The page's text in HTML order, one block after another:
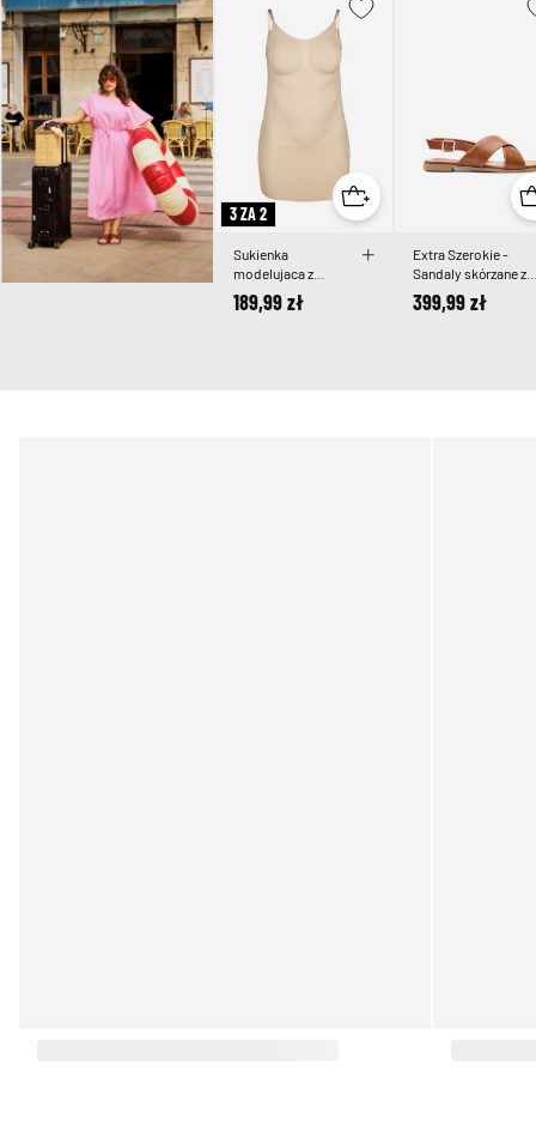
3 ZA 2
Sukienka
modelujaca z
cienkimi
ramiaczkami
189,99 zł
Extra Szerokie -
Sandaly skórzane ze
sznurowaniem w
ksztalcie krzyza
399,99 zł